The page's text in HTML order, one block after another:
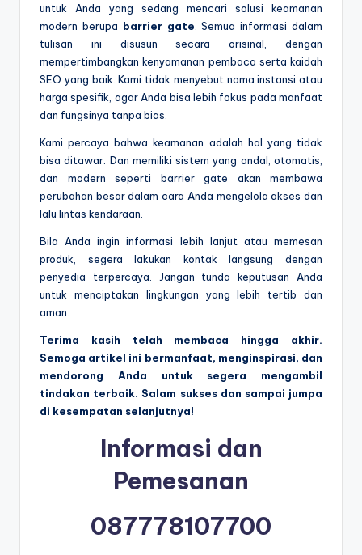
untuk Anda yang sedang mencari solusi keamanan
modern berupa barrier gate . Semua informasi dalam
tulisan ini disusun secara orisinal, dengan
mempertimbangkan kenyamanan pembaca serta kaidah
SEO yang baik. Kami tidak menyebut nama instansi atau
harga spesifik, agar Anda bisa lebih fokus pada manfaat
dan fungsinya tanpa bias.
Kami percaya bahwa keamanan adalah hal yang tidak
bisa ditawar. Dan memiliki sistem yang andal, otomatis,
dan modern seperti barrier gate akan membawa
perubahan besar dalam cara Anda mengelola akses dan
lalu lintas kendaraan.
Bila Anda ingin informasi lebih lanjut atau memesan
produk, segera lakukan kontak langsung dengan
penyedia terpercaya. Jangan tunda keputusan Anda
untuk menciptakan lingkungan yang lebih tertib dan
aman.
Terima kasih telah membaca hingga akhir.
Semoga artikel ini bermanfaat, menginspirasi, dan
mendorong Anda untuk segera mengambil
tindakan terbaik. Salam sukses dan sampai jumpa
di kesempatan selanjutnya!
Informasi dan
Pemesanan
087778107700